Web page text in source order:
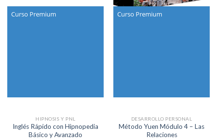
Curso Premium
HIPNOSIS Y PNL
Inglés Rápido con Hipnopedia
Básico y Avanzado
Curso Premium
DESARROLLO PERSONAL
Método Yuen Módulo 4 – Las
Relaciones